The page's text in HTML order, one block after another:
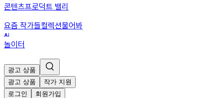
콘텐츠프로덕트 밸리
요즘 작가들컬렉션물어봐
놀이터
광고 상품
광고 상품
작가 지원
로그인
회원가입